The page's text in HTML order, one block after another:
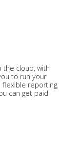
the cloud, with
to run your
flexible reporting,
can get paid